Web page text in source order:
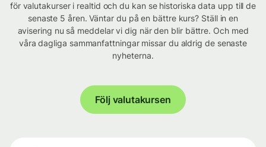
för valutakurser i realtid och du kan se historiska data upp till de
senaste 5 åren. Väntar du på en bättre kurs? Ställ in en
avisering nu så meddelar vi dig när den blir bättre. Och med
våra dagliga sammanfattningar missar du aldrig de senaste
nyheterna.
Följ valutakursen